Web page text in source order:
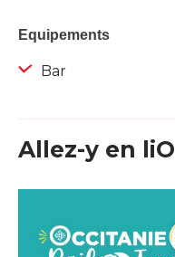
Equipements
Bar
Allez-y en liO